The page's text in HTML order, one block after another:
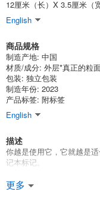
12厘米（长）X 3.5厘米（
English
商品规格
制造产地: 中国
材质/成分: 外层*真正的粒
包装: 独立包装
制造年份: 2023
产品标签: 附标签
English
描述
你越是使用它，它就越是
记本标记。
*由柔软的真皮制成，可舒
更多